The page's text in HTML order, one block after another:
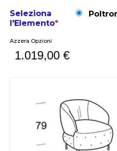
Seleziona
l'Elemento*
Azzera Opzioni
1.019,00 €